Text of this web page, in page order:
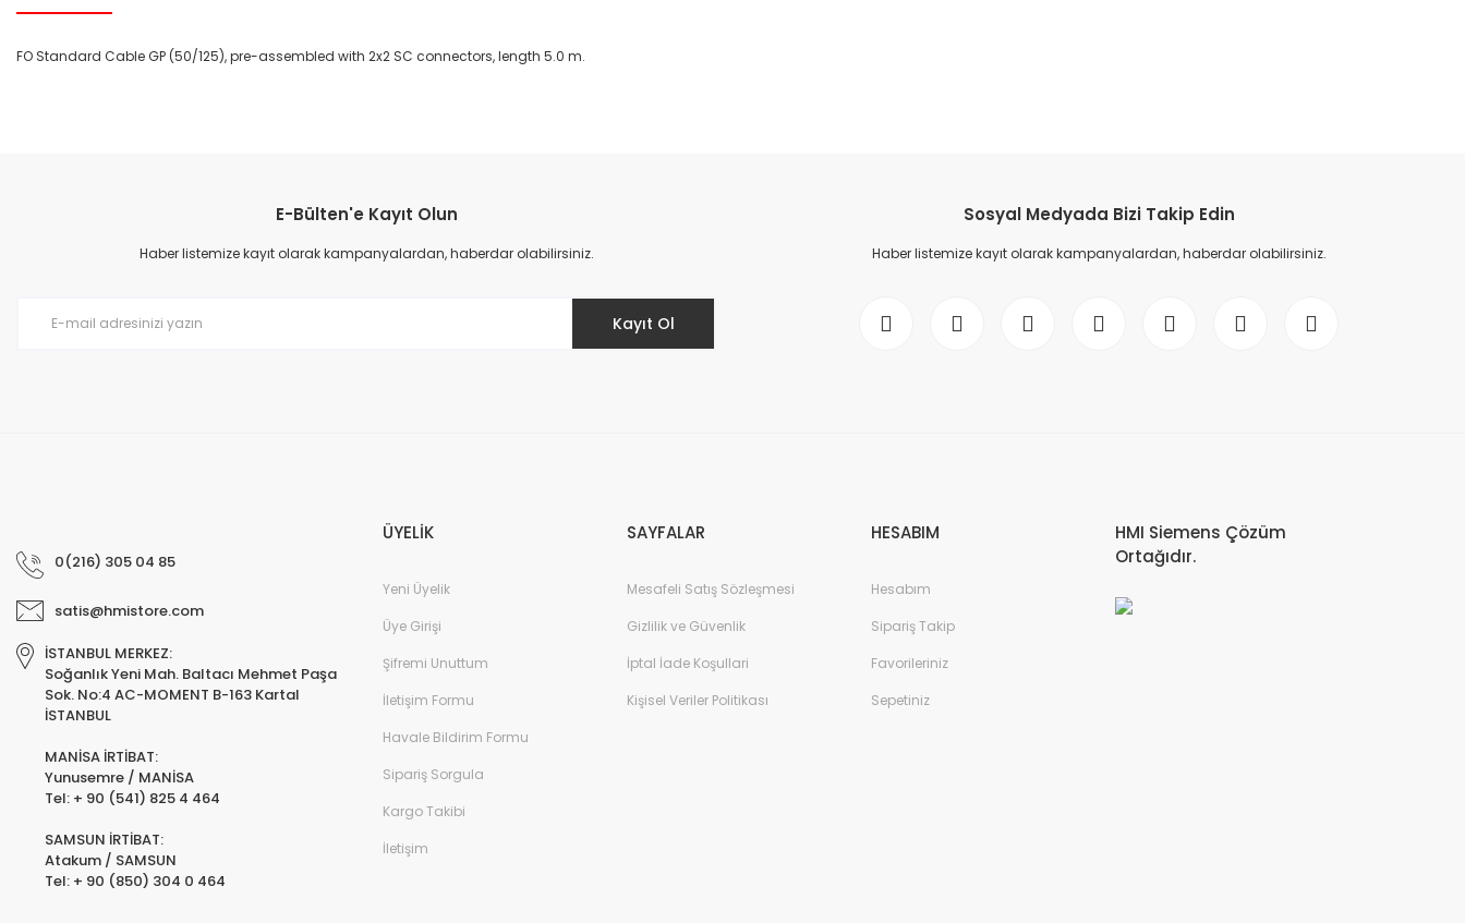
FO Standard Cable GP (50/125), pre-assembled with 2x2 SC connectors, length 5.0 m.
Ürün resmi kalitesiz, bozuk veya görüntülenemiyor.
Ürün açıklamasında eksik bilgiler bulunuyor.
E-Bülten'e Kayıt Olun
Haber listemize kayıt olarak kampanyalardan, haberdar olabilirsiniz.
Kayıt Ol
Sosyal Medyada Bizi Takip Edin
Haber listemize kayıt olarak kampanyalardan, haberdar olabilirsiniz.
0(216) 305 04 85
satis@hmistore.com
İSTANBUL MERKEZ:
Soğanlık Yeni Mah. Baltacı Mehmet Paşa
Sok. No:4 AC-MOMENT B-163 Kartal
İSTANBUL
MANİSA İRTİBAT:
Yunusemre / MANİSA
Tel: + 90 (541) 825 4 464
SAMSUN İRTİBAT:
Atakum / SAMSUN
Tel: + 90 (850) 304 0 464
ÜYELİK
Yeni Üyelik
Üye Girişi
Şifremi Unuttum
İletişim Formu
Havale Bildirim Formu
Sipariş Sorgula
Kargo Takibi
İletişim
SAYFALAR
Mesafeli Satış Sözleşmesi
Gizlilik ve Güvenlik
İptal İade Koşullari
Kişisel Veriler Politikası
HESABIM
Hesabım
Sipariş Takip
Favorileriniz
Sepetiniz
HMI Siemens Çözüm
Ortağıdır.